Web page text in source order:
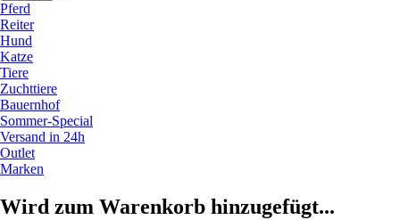
Pferd
Reiter
Hund
Katze
Tiere
Zuchttiere
Bauernhof
Sommer-Special
Versand in 24h
Outlet
Marken
Wird zum Warenkorb hinzugefügt...